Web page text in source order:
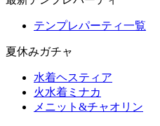
テンプレパーティ一覧
夏休みガチャ
水着ヘスティア
火水着ミナカ
メニット&チャオリン